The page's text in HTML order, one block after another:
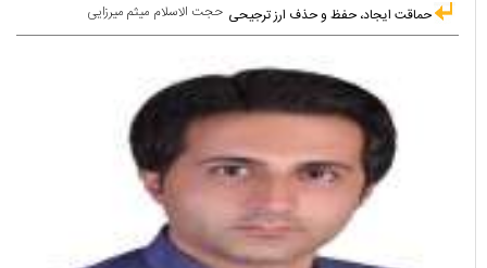
حجت الاسلام میثم میرزایی حماقت ایجاد، حفظ و حذف ارز ترجیحی